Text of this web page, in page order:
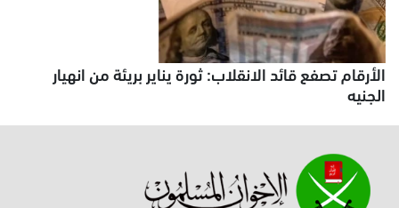
الأرقام تصفع قائد الانقلاب: ثورة يناير بريئة من انهيار
الجنيه